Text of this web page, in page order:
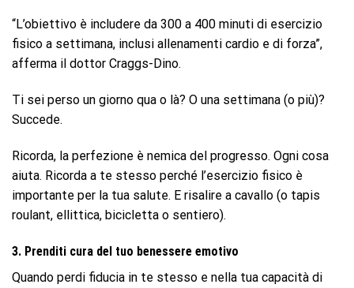
“L’obiettivo è includere da 300 a 400 minuti di esercizio
fisico a settimana, inclusi allenamenti cardio e di forza”,
afferma il dottor Craggs-Dino.
Ti sei perso un giorno qua o là? O una settimana (o più)?
Succede.
Ricorda, la perfezione è nemica del progresso. Ogni cosa
aiuta. Ricorda a te stesso perché l’esercizio fisico è
importante per la tua salute. E risalire a cavallo (o tapis
roulant, ellittica, bicicletta o sentiero).
3. Prenditi cura del tuo benessere emotivo
Quando perdi fiducia in te stesso e nella tua capacità di